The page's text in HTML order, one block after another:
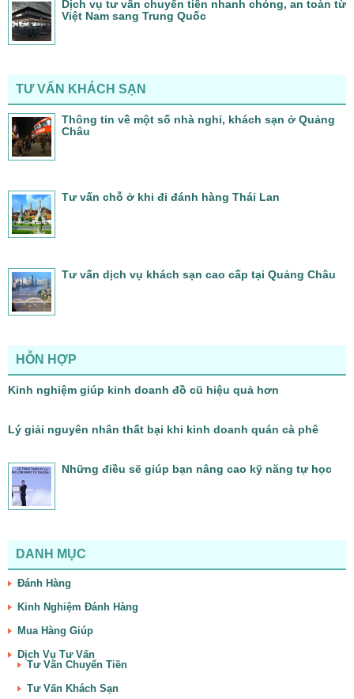
Dịch vụ tư vấn chuyển tiền nhanh chóng, an toàn từ
Việt Nam sang Trung Quốc
TƯ VẤN KHÁCH SẠN
Thông tin về một số nhà nghỉ, khách sạn ở Quảng
Châu
Tư vấn chỗ ở khi đi đánh hàng Thái Lan
Tư vấn dịch vụ khách sạn cao cấp tại Quảng Châu
HỖN HỢP
Kinh nghiệm giúp kinh doanh đồ cũ hiệu quả hơn
Lý giải nguyên nhân thất bại khi kinh doanh quán cà phê
Những điều sẽ giúp bạn nâng cao kỹ năng tự học
DANH MỤC
Đánh Hàng
Kinh Nghiệm Đánh Hàng
Mua Hàng Giúp
Dịch Vụ Tư Vấn
Tư Vấn Chuyển Tiền
Tư Vấn Khách Sạn